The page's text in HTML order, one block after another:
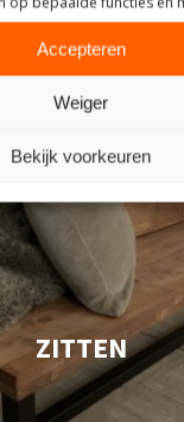
Accepteren
Weiger
Bekijk voorkeuren
ZITTEN